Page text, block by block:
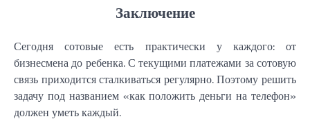
Заключение
Сегодня сотовые есть практически у каждого: от
бизнесмена до ребенка. С текущими платежами за сотовую
связь приходится сталкиваться регулярно. Поэтому решить
задачу под названием «как положить деньги на телефон»
должен уметь каждый.